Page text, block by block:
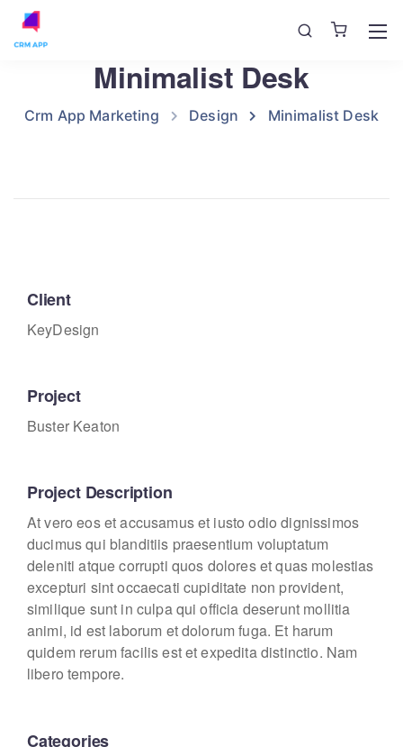
Minimalist Desk
Crm App Marketing Design Minimalist Desk
Client
KeyDesign
Project
Buster Keaton
Project Description
At vero eos et accusamus et iusto odio dignissimos
ducimus qui blanditiis praesentium voluptatum
deleniti atque corrupti quos dolores et quas molestias
excepturi sint occaecati cupiditate non provident,
similique sunt in culpa qui officia deserunt mollitia
animi, id est laborum et dolorum fuga. Et harum
quidem rerum facilis est et expedita distinctio. Nam
libero tempore.
Categories